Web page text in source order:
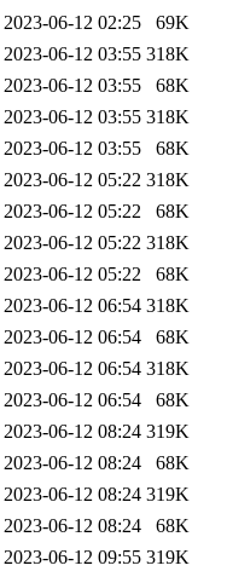
2023-06-12 02:25
69K
2023-06-12 03:55 318K
2023-06-12 03:55
68K
2023-06-12 03:55 318K
2023-06-12 03:55
68K
2023-06-12 05:22 318K
2023-06-12 05:22
68K
2023-06-12 05:22 318K
2023-06-12 05:22
68K
2023-06-12 06:54 318K
2023-06-12 06:54
68K
2023-06-12 06:54 318K
2023-06-12 06:54
68K
2023-06-12 08:24 319K
2023-06-12 08:24
68K
2023-06-12 08:24 319K
2023-06-12 08:24
68K
2023-06-12 09:55 319K